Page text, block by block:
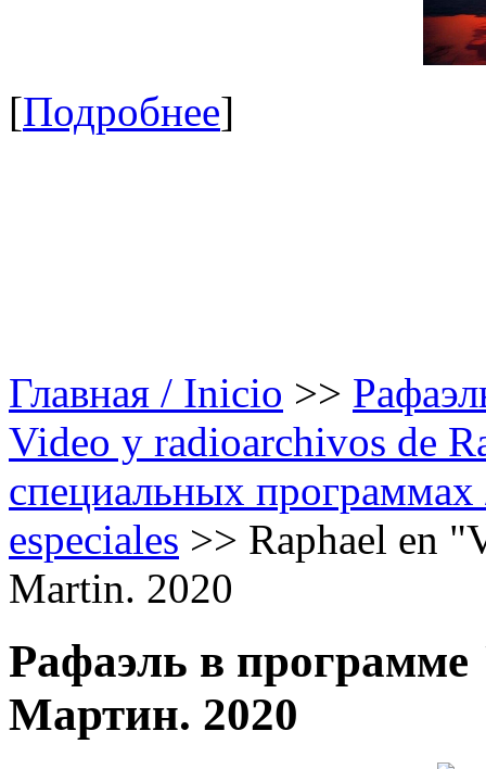
[Подробнее]
Главная / Inicio >>
Video y radioarchivos de
специальных
especiales >> Raphael en
Martin. 2020
Рафаэль в
Мартин. 2020